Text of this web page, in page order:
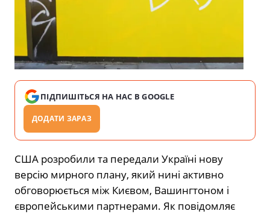
ПІДПИШІТЬСЯ НА НАС В GOOGLE
ДОДАТИ ЗАРАЗ
США розробили та передали Україні нову
версію мирного плану, який нині активно
обговорюється між Києвом, Вашингтоном і
європейськими партнерами. Як повідомляє